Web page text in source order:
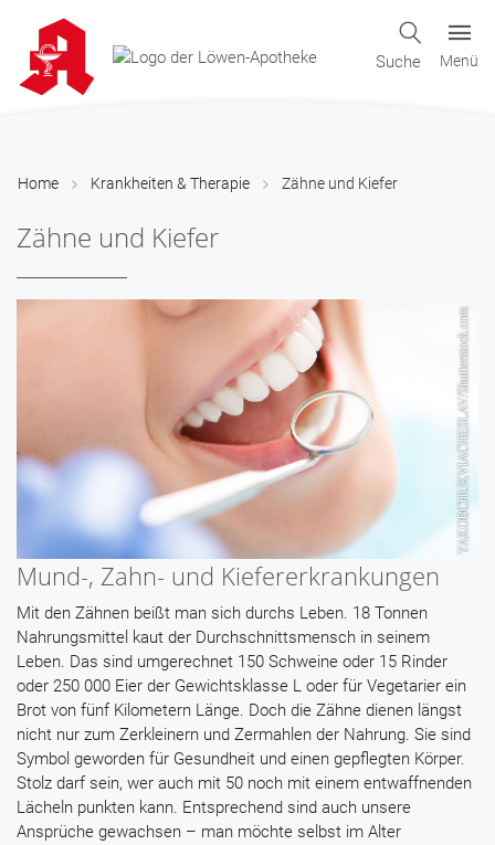
Suche Menü
Home Krankheiten & Therapie Zähne und Kiefer
Zähne und Kiefer
Mund-, Zahn- und Kiefererkrankungen
Mit den Zähnen beißt man sich durchs Leben. 18 Tonnen
Nahrungsmittel kaut der Durchschnittsmensch in seinem
Leben. Das sind umgerechnet 150 Schweine oder 15 Rinder
oder 250 000 Eier der Gewichtsklasse L oder für Vegetarier ein
Brot von fünf Kilometern Länge. Doch die Zähne dienen längst
nicht nur zum Zerkleinern und Zermahlen der Nahrung. Sie sind
Symbol geworden für Gesundheit und einen gepflegten Körper.
Stolz darf sein, wer auch mit 50 noch mit einem entwaffnenden
Lächeln punkten kann. Entsprechend sind auch unsere
Ansprüche gewachsen – man möchte selbst im Alter